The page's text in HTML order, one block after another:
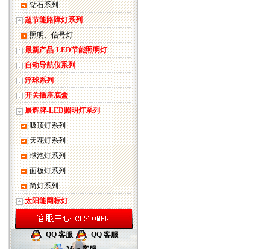
钻石系列
超节能路障灯系列
照明、信号灯
最新产品-LED节能照明灯
自动导航仪系列
浮球系列
开关插座底盒
展辉牌-LED照明灯系列
吸顶灯系列
天花灯系列
球泡灯系列
面板灯系列
筒灯系列
太阳能网标灯
QQ 客服
QQ 客服